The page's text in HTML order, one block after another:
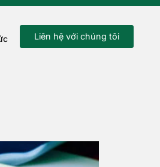
Liên hệ với chúng tôi